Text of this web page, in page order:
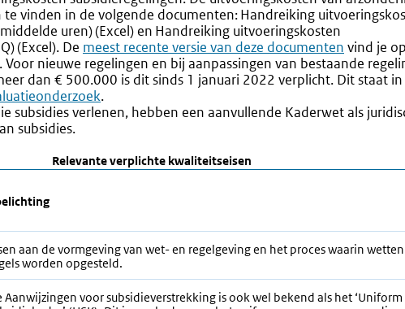
te vinden in de volgende documenten:Handreiking
uren) (Excel) en Handreiking uitvoeringskosten
)(Excel). De Externe
link:
meest recente versie van deze documenten vind je
. Voor nieuwe regelingen en bij aanpassingen van bestaande
dan € 500.000 is dit sinds 1 januari 2022 verplicht. Dit staat in
.
subsidies verlenen, hebben een aanvullende Kaderwet als
subsidies.
Relevante verplichte kwaliteitseisen
aan de vormgeving van wet- en regelgeving en het proces waarin
worden opgesteld.
Aanwijzingen voor subsidieverstrekking is ook wel bekend als het ‘Uniform